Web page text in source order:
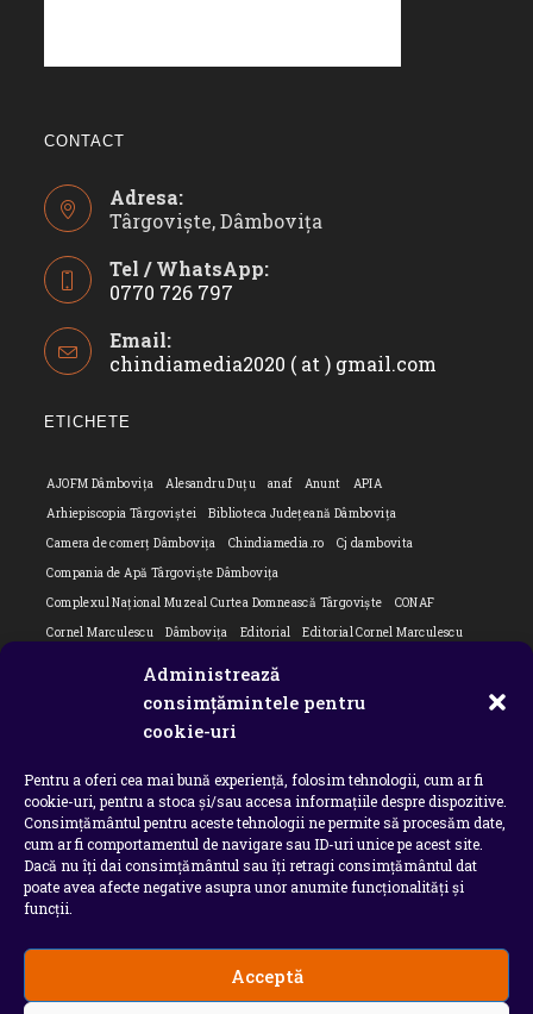
Administrează
consimțămintele pentru
cookie-uri
Pentru a oferi cea mai bună experiență, folosim tehnologii, cum ar fi
cookie-uri, pentru a stoca și/sau accesa informațiile despre dispozitive.
Consimțământul pentru aceste tehnologii ne permite să procesăm date,
cum ar fi comportamentul de navigare sau ID-uri unice pe acest site.
Dacă nu îți dai consimțământul sau îți retragi consimțământul dat
poate avea afecte negative asupra unor anumite funcționalități și
funcții.
Acceptă
CONTACT
Adresa:
Târgoviște, Dâmbovița
Tel / WhatsApp:
0770 726 797
in
your
Email:
chindiamedia2020 ( at ) gmail.com
ETICHETE
AJOFM Dâmbovița Alesandru Duțu anaf Anunt
APIA
Arhiepiscopia Târgoviștei
Biblioteca Județeană Dâmbovița
Camera de comerț Dâmbovița
Chindiamedia.ro
Cj dambovita
Compania de Apă Târgoviște Dâmbovița
Complexul Național Muzeal Curtea Domnească Târgoviște
CONAF
Cornel Marculescu
Dâmbovița Editorial
Editorial Cornel Marculescu
ipj dambovita
Isu dambovita Basarab I Dambovita
Ministerul Educației
ministerul sanatatii Nu-ți uita istoria
Oana Filip
Prefectura dambovita
Primaria Dragodana
Primaria Lucieni
primaria Răzvad
Primaria Ulmi primăria Târgoviște
PSD Dambovita
psiholog
Serial Situatia Covid 19 Dambovita
Situație Covid-19
Universitatea Valahia
Copyright 2026 - Chindia Media